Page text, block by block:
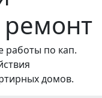
работы по кап.
домов.